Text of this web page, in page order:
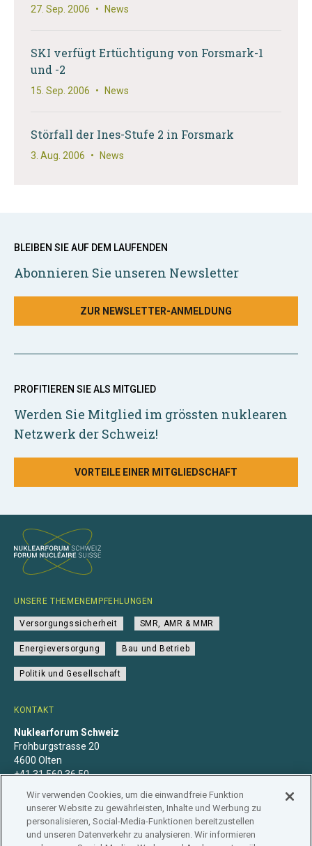
27. Sep. 2006 • News
SKI verfügt Ertüchtigung von Forsmark-1
und -2
15. Sep. 2006 • News
Störfall der Ines-Stufe 2 in Forsmark
3. Aug. 2006 • News
BLEIBEN SIE AUF DEM LAUFENDEN
Abonnieren Sie unseren Newsletter
ZUR NEWSLETTER-ANMELDUNG
PROFITIEREN SIE ALS MITGLIED
Werden Sie Mitglied im grössten nuklearen
Netzwerk der Schweiz!
VORTEILE EINER MITGLIEDSCHAFT
KONTAKT
Nuklearforum Schweiz
Frohburgstrasse 20
4600 Olten
+41 31 560 36 50
UNSERE THEMENEMPFEHLUNGEN
Versorgungssicherheit SMR, AMR & MMR
Energieversorgung Bau und Betrieb
Politik und Gesellschaft
Wir verwenden Cookies, um die einwandfreie Funktion
unserer Website zu gewährleisten, Inhalte und Werbung zu
personalisieren, Social-Media-Funktionen bereitzustellen
und unseren Datenverkehr zu analysieren. Wir informieren